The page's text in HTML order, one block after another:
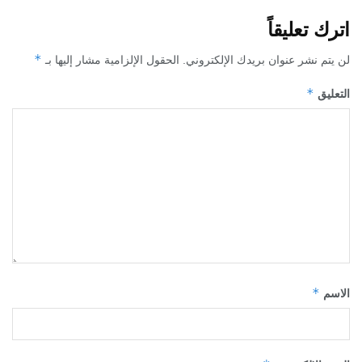
اترك تعليقاً
لن يتم نشر عنوان بريدك الإلكتروني. الحقول الإلزامية مشار إليها بـ *
التعليق *
الاسم *